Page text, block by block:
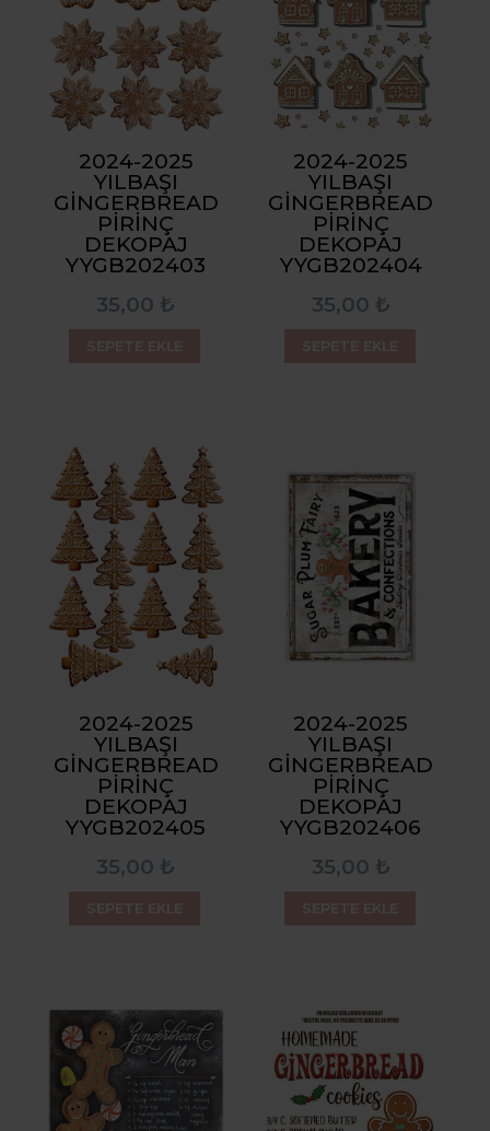
2024-2025
YILBAŞI
GINGERBREAD
PIRINÇ
DEKOPAJ
YYGB202403
35,00 ₺
2024-2025
YILBAŞI
GINGERBREAD
PIRINÇ
DEKOPAJ
YYGB202404
35,00 ₺
2024-2025
YILBAŞI
GINGERBREAD
PIRINÇ
DEKOPAJ
YYGB202405
35,00 ₺
2024-2025
YILBAŞI
GINGERBREAD
PIRINÇ
DEKOPAJ
YYGB202406
35,00 ₺